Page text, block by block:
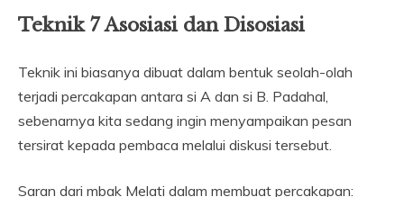
Teknik 7 Asosiasi dan Disosiasi
Teknik ini biasanya dibuat dalam bentuk seolah-olah
terjadi percakapan antara si A dan si B. Padahal,
sebenarnya kita sedang ingin menyampaikan pesan
tersirat kepada pembaca melalui diskusi tersebut.
Saran dari mbak Melati dalam membuat percakapan: